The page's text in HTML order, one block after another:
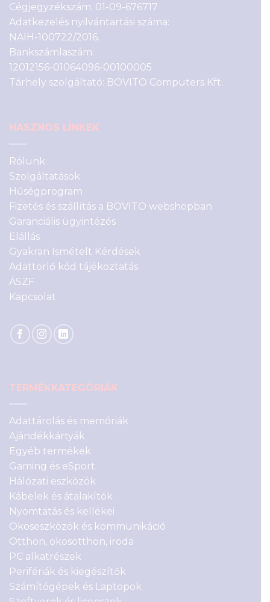
Cégjegyzékszám: 01-09-676717
Adatkezelés nyilvántartási száma:
NAIH-100722/2016.
Bankszámlaszám:
12012156-01064096-00100005
Tárhely szolgáltató: BOVITO Computers Kft.
HASZNOS LINKEK
Rólunk
Szolgáltatások
Hűségprogram
Fizetés és szállítás a BOVITO webshopban
Garanciális ügyintézés
Elállás
Gyakran Ismételt Kérdések
Adattörlő kód tájékoztatás
ÁSZF
Kapcsolat
TERMÉKKATEGÓRIÁK
Adattárolás és memóriák
Ajándékkártyák
Egyéb termékek
Gaming és eSport
Hálózati eszközök
Kábelek és átalakítók
Nyomtatás és kellékei
Okoseszközök és kommunikáció
Otthon, okosotthon, iroda
PC alkatrészek
Perifériák és kiegészítők
Számítógépek és Laptopok